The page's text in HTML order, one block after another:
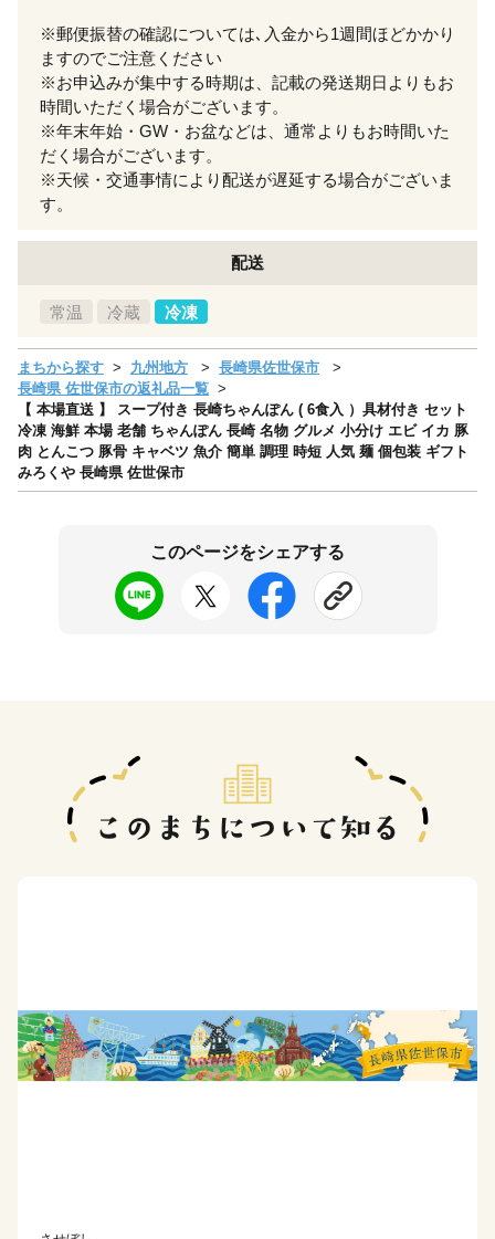
※郵便振替の確認については､入金から1週間ほどかかり
ますのでご注意ください
※お申込みが集中する時期は、記載の発送期日よりもお
時間いただく場合がございます。
※年末年始・GW・お盆などは、通常よりもお時間いた
だく場合がございます。
※天候・交通事情により配送が遅延する場合がございま
す。
配送
常温 冷蔵 冷凍
まちから探す 九州地方
長崎県佐世保市
長崎県 佐世保市の返礼品一覧
【 本場直送 】 スープ付き 長崎ちゃんぽん ( 6食入 ）具材付き セット
冷凍 海鮮 本場 老舗 ちゃんぽん 長崎 名物 グルメ 小分け エビ イカ 豚
肉 とんこつ 豚骨 キャベツ 魚介 簡単 調理 時短 人気 麺 個包装 ギフト
みろくや 長崎県 佐世保市
このページをシェアする